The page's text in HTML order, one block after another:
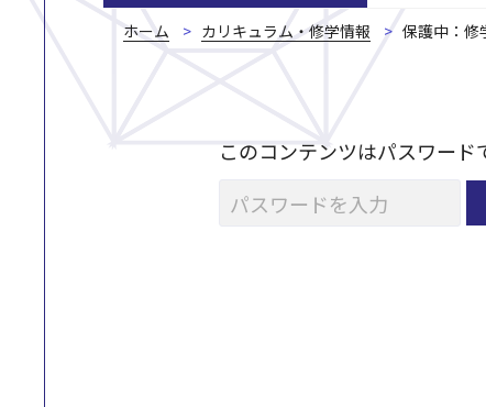
ホーム カリキュラム・修学情報 保護中： 修
このコンテンツはパスワード